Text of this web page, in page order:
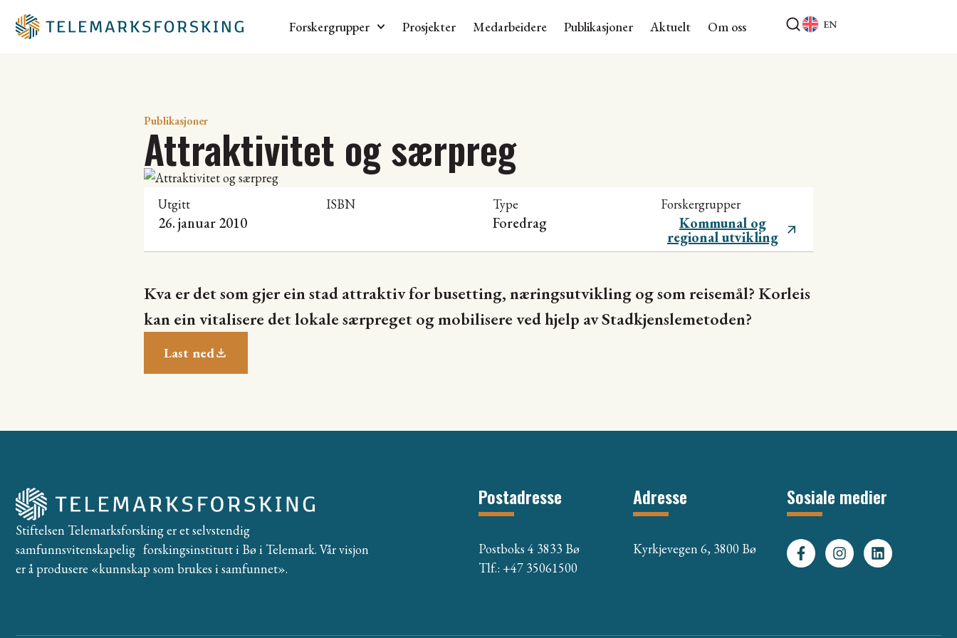
Forskergrupper Prosjekter Medarbeidere Publikasjoner Aktuelt Om oss EN
Publikasjoner
Attraktivitet og særpreg
Utgitt
26. januar 2010
ISBN Type
Foredrag
Forskergrupper
Kommunal og
regional utvikling
Kva er det som gjer ein stad attraktiv for busetting, næringsutvikling og som reisemål? Korleis
kan ein vitalisere det lokale særpreget og mobilisere ved hjelp av Stadkjenslemetoden?
Last ned
Stiftelsen Telemarksforsking er et selvstendig
samfunnsvitenskapelig forskingsinstitutt i Bø i Telemark. Vår visjon
er å produsere «kunnskap som brukes i samfunnet».
Postadresse
Postboks 4 3833 Bø
Tlf.: +47 35061500
Adresse
Kyrkjevegen 6, 3800 Bø
Sosiale medier